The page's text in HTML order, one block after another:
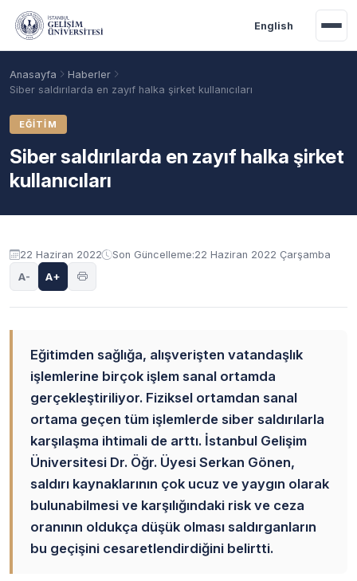
Ana içeriğe geç
English
Akademik Takvim
Anasayfa
Haberler
Siber saldırılarda en zayıf halka şirket kullanıcıları
EĞITIM
Siber saldırılarda en zayıf halka şirket
kullanıcıları
22 Haziran 2022 Son Güncelleme:22 Haziran 2022 Çarşamba
A- A+
Eğitimden sağlığa, alışverişten vatandaşlık
işlemlerine birçok işlem sanal ortamda
gerçekleştiriliyor. Fiziksel ortamdan sanal
ortama geçen tüm işlemlerde siber saldırılarla
karşılaşma ihtimali de arttı. İstanbul Gelişim
Üniversitesi Dr. Öğr. Üyesi Serkan Gönen,
saldırı kaynaklarının çok ucuz ve yaygın olarak
bulunabilmesi ve karşılığındaki risk ve ceza
oranının oldukça düşük olması saldırganların
bu geçişini cesaretlendirdiğini belirtti.